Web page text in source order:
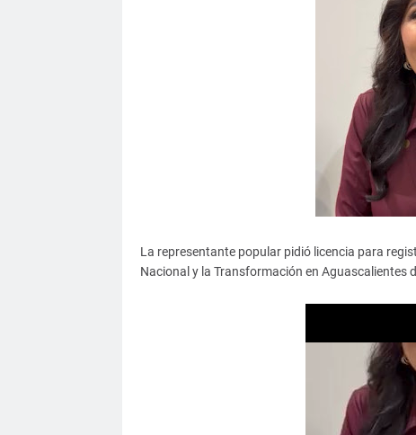
La representante popular pidió licencia para
Nacional y la Transformación en Aguascalientes